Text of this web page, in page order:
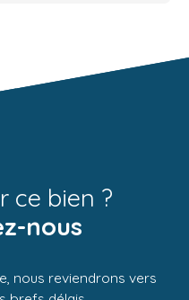
ce bien ?
nous
nous reviendrons vers